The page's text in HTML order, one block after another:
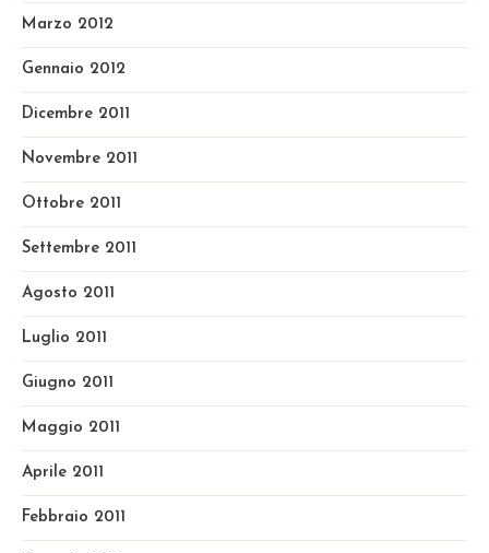
Marzo 2012
Gennaio 2012
Dicembre 2011
Novembre 2011
Ottobre 2011
Settembre 2011
Agosto 2011
Luglio 2011
Giugno 2011
Maggio 2011
Aprile 2011
Febbraio 2011